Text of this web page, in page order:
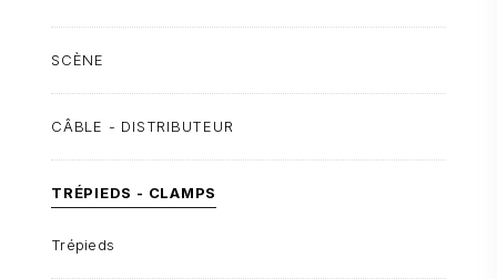
SCÈNE
CÂBLE - DISTRIBUTEUR
TRÉPIEDS - CLAMPS
Trépieds